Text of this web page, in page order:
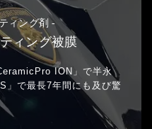
ィング剤 -
ィング被膜
ION」で半永
」で最長7年間にも及び驚